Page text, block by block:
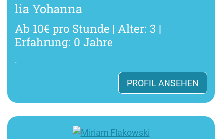
lia Yohanna
Ab 10€ pro Stunde | Alter: 3 |
Erfahrung: 0 Jahre
.
PROFIL ANSEHEN